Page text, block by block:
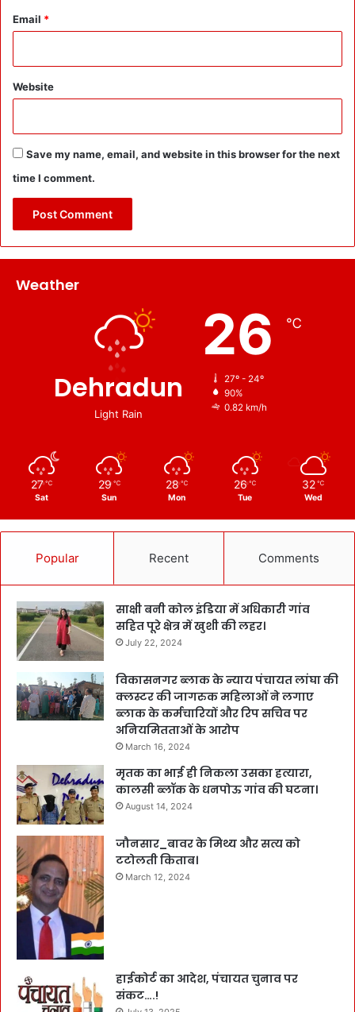
Email *
Website
Save my name, email, and website in this browser for the next
time I comment.
Weather
Dehradun
Light Rain
26 ℃
27º - 24º
90%
0.82 km/h
27 ℃
Sat
29 ℃
Sun
28 ℃
Mon
26 ℃
Tue
32 ℃
Wed
Popular Recent Comments
साक्षी बनी कोल इंडिया में अधिकारी गांव
सहित पूरे क्षेत्र में खुशी की लहर।
July 22, 2024
विकासनगर ब्लाक के न्याय पंचायत लांघा की
क्लस्टर की जागरुक महिलाओं ने लगाए
ब्लाक के कर्मचारियों और रिप सचिव पर
अनियमितताओं के आरोप
March 16, 2024
मृतक का भाई ही निकला उसका हत्यारा,
कालसी ब्लॉक के धनपोऊ गांव की घटना।
August 14, 2024
जौनसार_बावर के मिथ्य और सत्य को
टटोलती किताब।
March 12, 2024
हाईकोर्ट का आदेश, पंचायत चुनाव पर
संकट….!